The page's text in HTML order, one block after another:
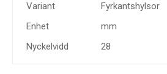
Variant
Fyrkantshylsor
Enhet
mm
Nyckelvidd
28